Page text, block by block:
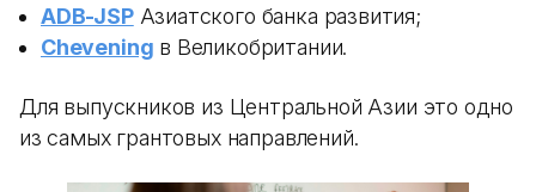
ADB-JSPАзиатского банка развития;
Chevening в Великобритании.
Для выпускников из Центральной Азии это одно
из самых грантовых направлений.